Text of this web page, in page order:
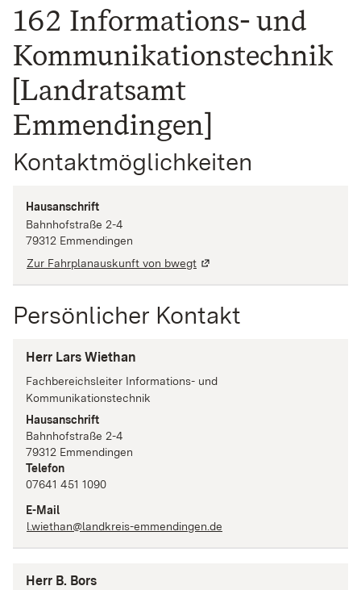
162 Informations- und
Kommunikationstechnik
[Landratsamt
Emmendingen]
Kontaktmöglichkeiten
Hausanschrift
Bahnhofstraße 2-4
79312 Emmendingen
Zur Fahrplanauskunft von bwegt
Persönlicher Kontakt
Herr Lars Wiethan
Fachbereichsleiter Informations- und
Kommunikationstechnik
Hausanschrift
Bahnhofstraße 2-4
79312 Emmendingen
Telefon
07641 451 1090
E-Mail
l.wiethan@landkreis-emmendingen.de
Herr B. Bors